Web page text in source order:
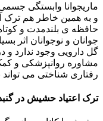
ماریجوانا وابستگی جسمی
و به همین خاطر هم ترک
حافظه ی بلندمدت و
جوانان و نوجوانان اثر
گل دارویی وجود ندارد و
مشاوره روانپزشکی و
رفتاری شناختی می
ترک اعتیاد حشیش در